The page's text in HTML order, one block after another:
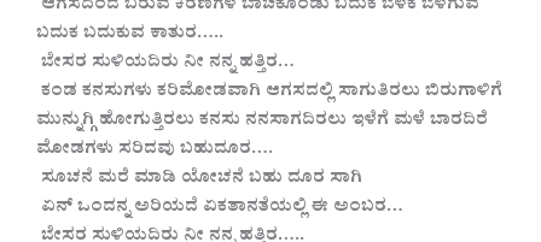
ಆಗಸದಿಂದ ಬರುವ ಕಿರಣಗಳ ಬಾಚಿಕೊಂಡು ಬದುಕ ಬೆಳಕ ಬೆಳಗುವ
ಬದುಕ ಬದುಕುವ ಕಾತುರ…..
ಬೇಸರ ಸುಳಿಯದಿರು ನೀ ನನ್ನ ಹತ್ತಿರ…
ಕಂಡ ಕನಸುಗಳು ಕರಿಮೋಡವಾಗಿ ಆಗಸದಲ್ಲಿ ಸಾಗುತಿರಲು ಬಿರುಗಾಳಿಗೆ
ಮುನ್ನುಗ್ಗಿ ಹೋಗುತ್ತಿರಲು ಕನಸು ನನಸಾಗದಿರಲು ಇಳೆಗೆ ಮಳೆ ಬಾರದಿರೆ
ಮೋಡಗಳು ಸರಿದವು ಬಹುದೂರ….
ಸೂಚನೆ ಮರೆ ಮಾಡಿ ಯೋಚನೆ ಬಹು ದೂರ ಸಾಗಿ
ಏನ್ ಒಂದನ್ನ ಅರಿಯದೆ ಏಕತಾನತೆಯಲ್ಲಿ ಈ ಅಂಬರ…